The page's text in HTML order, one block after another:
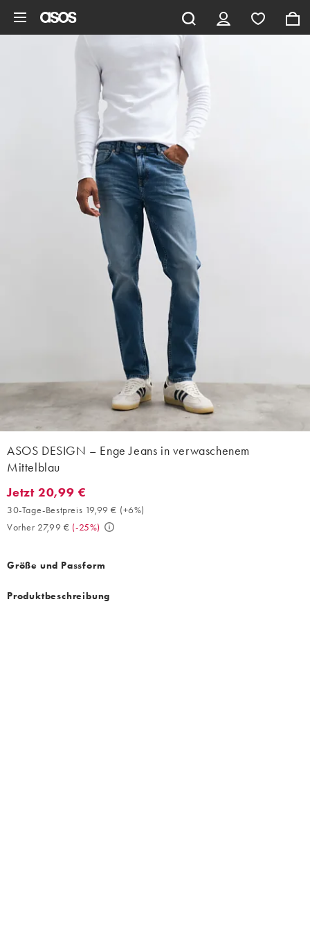
ASOS DESIGN – Enge Jeans in verwaschenem
Mittelblau
Jetzt 20,99 €. 30-Tage-Bestpreis 19,99 € (+6%). Vorher 27,99 €.
Jetzt 20,99 €
30-Tage-Bestpreis 19,99 € (+6%)
Vorher 27,99 € (-25%)
Größe und Passform
Produktbeschreibung